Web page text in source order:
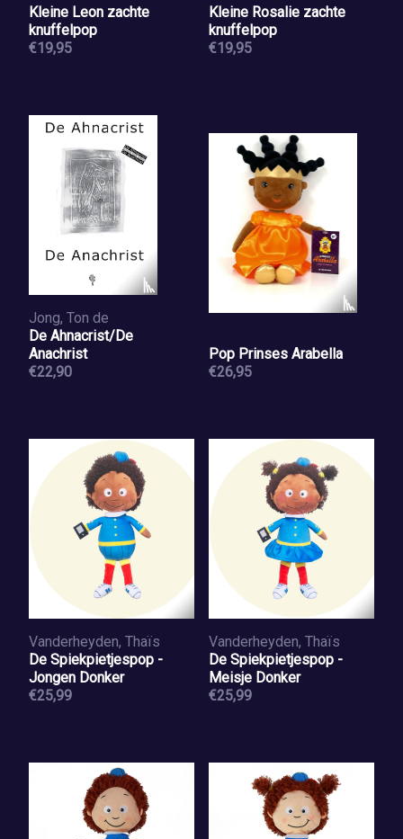
Kleine Leon zachte
knuffelpop
€19,95
Kleine Rosalie zachte
knuffelpop
€19,95
Jong, Ton de
De Ahnacrist/De
Anachrist
€22,90
Pop Prinses Arabella
€26,95
Vanderheyden, Thaïs
De Spiekpietjespop -
Jongen Donker
€25,99
Vanderheyden, Thaïs
De Spiekpietjespop -
Meisje Donker
€25,99